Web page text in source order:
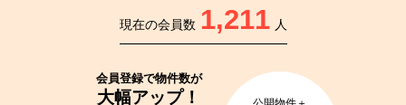
現在の会員数 1,211 人
会員登録で物件数が
大幅アップ！